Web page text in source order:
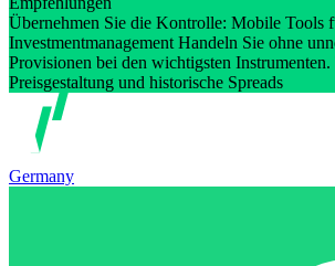
Übernehmen Sie die Kontrolle: Mobile Tools
Investmentmanagement Handeln Sie ohne
Provisionen bei den wichtigsten Instrumenten.
Preisgestaltung und historische Spreads
Germany